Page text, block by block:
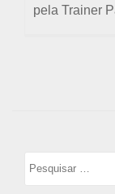
pela Trainer